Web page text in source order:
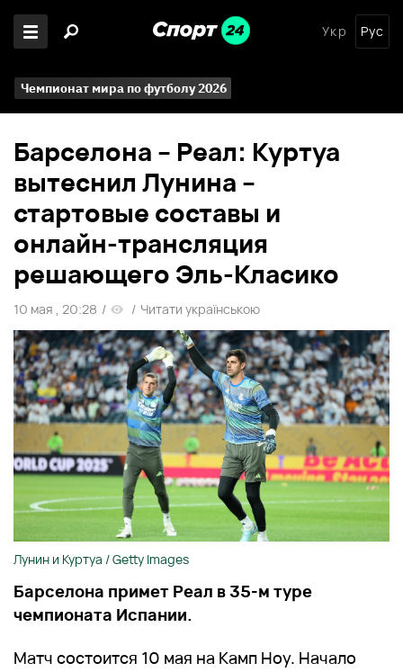
Укр Рус
Чемпионат мира по футболу 2026
Барселона – Реал: Куртуа
вытеснил Лунина –
стартовые составы и
онлайн-трансляция
решающего Эль-Класико
10 мая , 20:28 / / Читати українською
Лунин и Куртуа / Getty Images
Барселона примет Реал в 35-м туре
чемпионата Испании.
Матч состоится 10 мая на Камп Ноу. Начало